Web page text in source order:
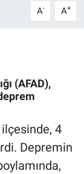
A- A+
(AFAD),
4
Depremin